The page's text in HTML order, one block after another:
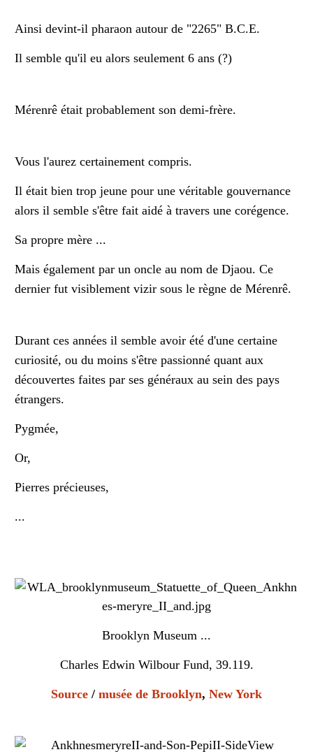
Ainsi devint-il pharaon autour de "2265" B.C.E.
Il semble qu'il eu alors seulement 6 ans (?)
Mérenrê était probablement son demi-frère.
Vous l'aurez certainement compris.
Il était bien trop jeune pour une véritable gouvernance
alors il semble s'être fait aidé à travers une corégence.
Sa propre mère ...
Mais également par un oncle au nom de Djaou. Ce
dernier fut visiblement vizir sous le règne de Mérenrê.
Durant ces années il semble avoir été d'une certaine
curiosité, ou du moins s'être passionné quant aux
découvertes faites par ses généraux au sein des pays
étrangers.
Pygmée,
Or,
Pierres précieuses,
...
Brooklyn Museum ...
Charles Edwin Wilbour Fund, 39.119.
Source / musée de Brooklyn, New York